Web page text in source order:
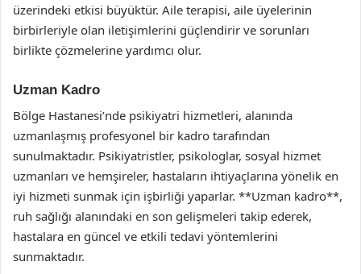
üzerindeki etkisi büyüktür. Aile terapisi, aile üyelerinin
birbirleriyle olan iletişimlerini güçlendirir ve sorunları
birlikte çözmelerine yardımcı olur.
Uzman Kadro
Bölge Hastanesi’nde psikiyatri hizmetleri, alanında
uzmanlaşmış profesyonel bir kadro tarafından
sunulmaktadır. Psikiyatristler, psikologlar, sosyal hizmet
uzmanları ve hemşireler, hastaların ihtiyaçlarına yönelik en
iyi hizmeti sunmak için işbirliği yaparlar. **Uzman kadro**,
ruh sağlığı alanındaki en son gelişmeleri takip ederek,
hastalara en güncel ve etkili tedavi yöntemlerini
sunmaktadır.